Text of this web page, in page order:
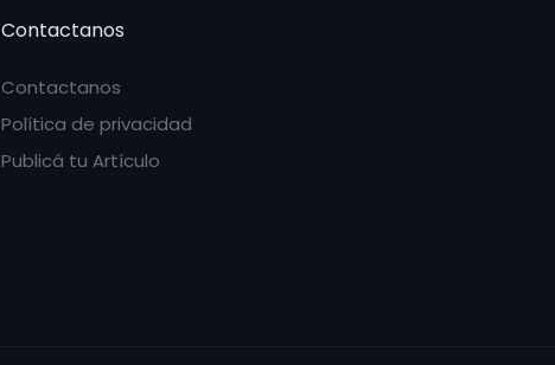
Contactanos
Contactanos
Política de privacidad
Publicá tu Artículo